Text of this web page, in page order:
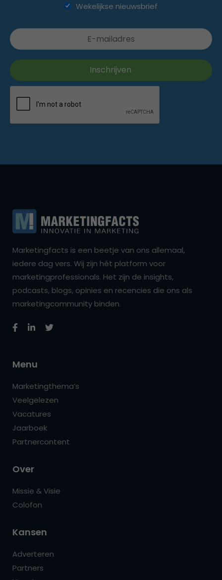
Wekelijkse nieuwsbrief
Marketingfacts is een beetje van ons allemaal,
iedere dag vers. Wij zijn hét platform voor
marketingprofessionals. Het zijn de insights,
podcasts, blogs, opinies en recencies die ons als
marketingcommunity binden.
Menu
Marketingthema’s
Veelgelezen
Vacatures
Jaarboek
Partnercontent
Over
Missie & Visie
Colofon
Kansen
Adverteren
Partners